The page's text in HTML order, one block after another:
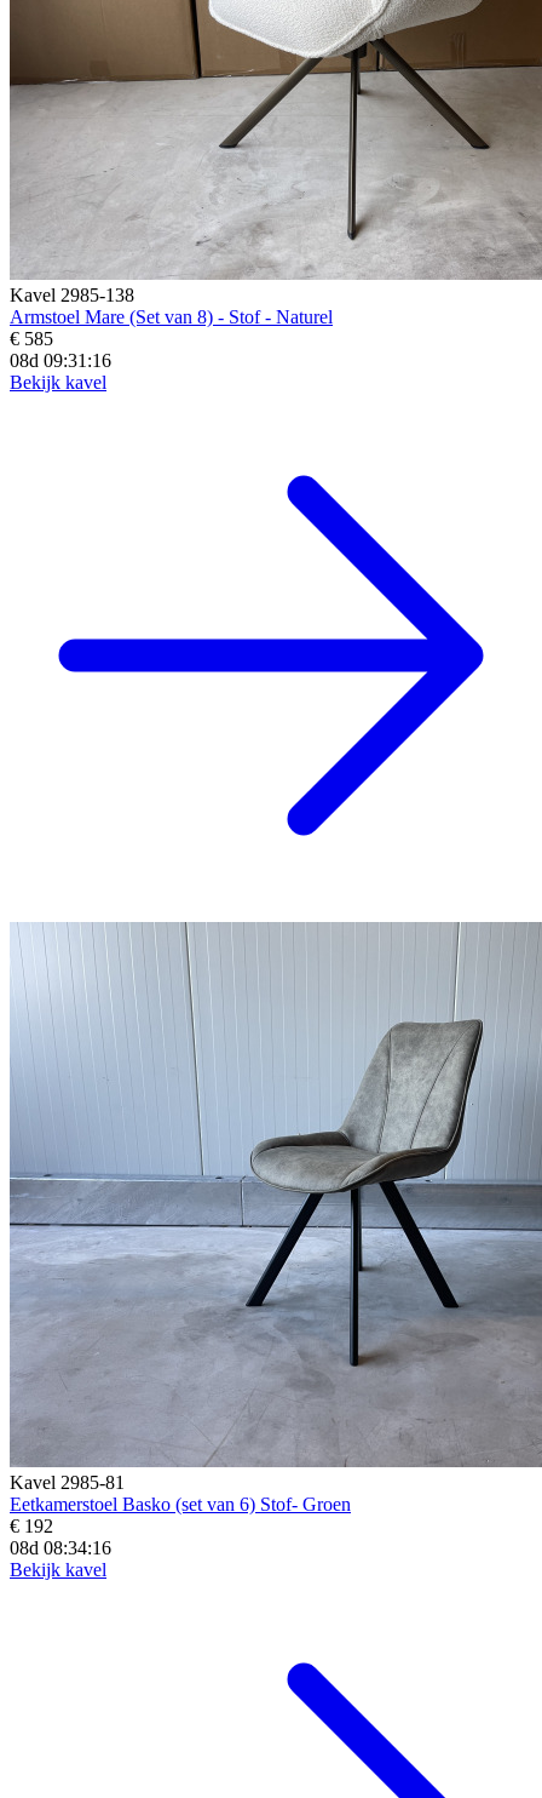
Kavel 2985-138
Armstoel Mare (Set van 8) - Stof - Naturel
€ 585
08d 09:31:15
Bekijk kavel
Kavel 2985-81
Eetkamerstoel Basko (set van 6) Stof- Groen
€ 192
08d 08:34:15
Bekijk kavel